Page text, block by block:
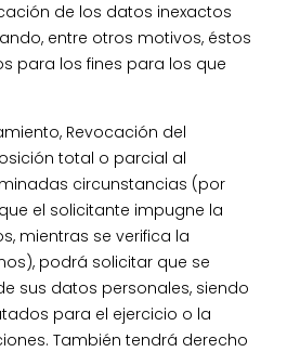
de los datos inexactos
entre otros motivos, éstos
para los fines para los que
Revocación del
total o parcial al
circunstancias (por
el solicitante impugne la
mientras se verifica la
podrá solicitar que se
sus datos personales, siendo
para el ejercicio o la
También tendrá derecho